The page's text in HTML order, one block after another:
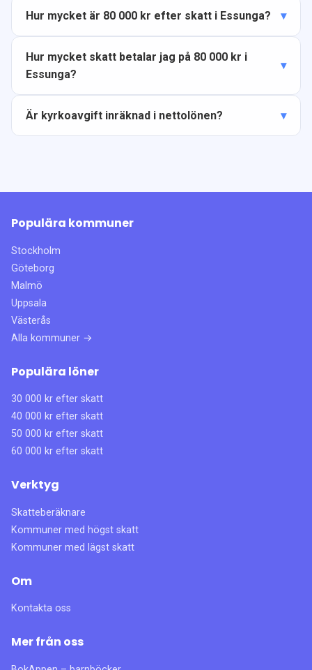
Hur mycket är 80 000 kr efter skatt i Essunga?
Hur mycket skatt betalar jag på 80 000 kr i
Essunga?
Är kyrkoavgift inräknad i nettolönen?
Populära kommuner
Stockholm
Göteborg
Malmö
Uppsala
Västerås
Alla kommuner →
Populära löner
30 000 kr efter skatt
40 000 kr efter skatt
50 000 kr efter skatt
60 000 kr efter skatt
Verktyg
Skatteberäknare
Kommuner med högst skatt
Kommuner med lägst skatt
Om
Kontakta oss
Mer från oss